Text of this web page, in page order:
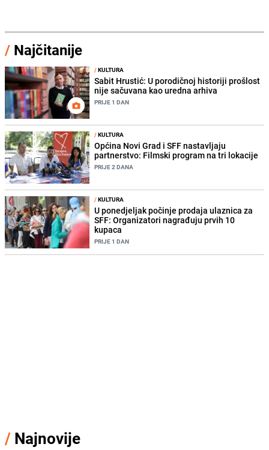
/ Najčitanije
/KULTURA
Sabit Hrustić: U porodičnoj historiji prošlost
nije sačuvana kao uredna arhiva
PRIJE 1 DAN
/KULTURA
Općina Novi Grad i SFF nastavljaju
partnerstvo: Filmski program na tri lokacije
PRIJE 2 DANA
/KULTURA
U ponedjeljak počinje prodaja ulaznica za
SFF: Organizatori nagrađuju prvih 10
kupaca
PRIJE 1 DAN
/ Najnovije